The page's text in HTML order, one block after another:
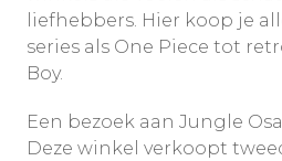
liefhebbers. Hier koop je
series als One Piece tot
Boy.
Een bezoek aan Jungle
Deze winkel verkoopt